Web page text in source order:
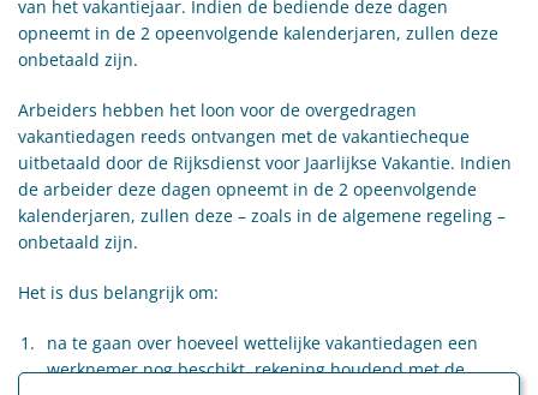
van het vakantiejaar. Indien de bediende deze dagen
opneemt in de 2 opeenvolgende kalenderjaren, zullen deze
onbetaald zijn.
Arbeiders hebben het loon voor de overgedragen
vakantiedagen reeds ontvangen met de vakantiecheque
uitbetaald door de Rijksdienst voor Jaarlijkse Vakantie. Indien
de arbeider deze dagen opneemt in de 2 opeenvolgende
kalenderjaren, zullen deze – zoals in de algemene regeling –
onbetaald zijn.
Het is dus belangrijk om:
na te gaan over hoeveel wettelijke vakantiedagen een
werknemer nog beschikt, rekening houdend met de